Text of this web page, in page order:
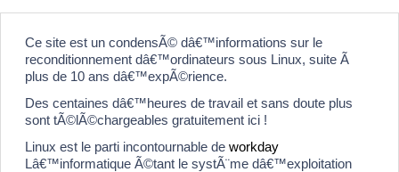
Ce site est un condensÃ© dâ€™informations sur le
reconditionnement dâ€™ordinateurs sous Linux, suite Ã
plus de 10 ans dâ€™expÃ©rience.
Des centaines dâ€™heures de travail et sans doute plus
sont tÃ©lÃ©chargeables gratuitement ici !
Linux est le parti incontournable deworkday
Lâ€™informatique Ã©tant le systÃ¨me dâ€™exploitation